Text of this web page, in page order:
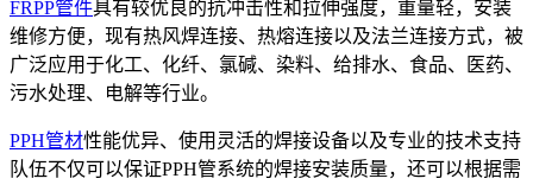
FRPP管件具有较优良的抗冲击性和拉伸强度，重量轻，安装
维修方便，现有热风焊连接、热熔连接以及法兰连接方式，被
广泛应用于化工、化纤、氯碱、染料、给排水、食品、医药、
污水处理、电解等行业。
PPH管材性能优异、使用灵活的焊接设备以及专业的技术支持
队伍不仅可以保证PPH管系统的焊接安装质量，还可以根据需